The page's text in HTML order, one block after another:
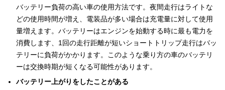
バッテリー負荷の高い車の使用方法です。夜間走行はライトな
どの使用時間が増え、電装品が多い場合は充電量に対して使用
量増えます。バッテリーはエンジンを始動する時に最も電力を
消費します、1回の走行距離が短いショートトリップ走行はバッ
テリーに負荷がかかります。このような乗り方の車のバッテリ
ーは交換時期が短くなる可能性があります。
バッテリー上がりをしたことがある